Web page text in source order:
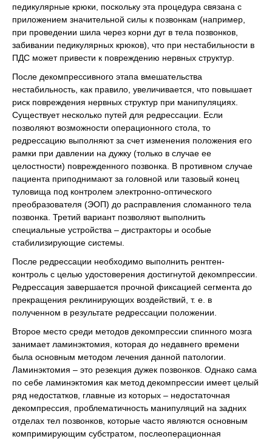
педикулярные крюки, поскольку эта процедура связана с
приложением значительной силы к позвонкам (например,
при проведении шила через корни дуг в тела позвонков,
забивании педикулярных крюков), что при нестабильности в
ПДС может привести к повреждению нервных структур.
После декомпрессивного этапа вмешательства
нестабильность, как правило, увеличивается, что повышает
риск повреждения нервных структур при манипуляциях.
Существует несколько путей для редрессации. Если
позволяют возможности операционного стола, то
редрессацию выполняют за счет изменения положения его
рамки при давлении на дужку (только в случае ее
целостности) поврежденного позвонка. В противном случае
пациента приподнимают за головной или тазовый конец
туловища под контролем электронно-оптического
преобразователя (ЭОП) до расправления сломанного тела
позвонка. Третий вариант позволяют выполнить
специальные устройства – дистракторы и особые
стабилизирующие системы.
После редрессации необходимо выполнить рентген-
контроль с целью удостоверения достигнутой декомпрессии.
Редрессация завершается прочной фиксацией сегмента до
прекращения реклинирующих воздействий, т. е. в
полученном в результате редрессации положении.
Второе место среди методов декомпрессии спинного мозга
занимает ламинэктомия, которая до недавнего времени
была основным методом лечения данной патологии.
Ламинэктомия – это резекция дужек позвонков. Однако сама
по себе ламинэктомия как метод декомпрессии имеет целый
ряд недостатков, главные из которых – недостаточная
декомпрессия, проблематичность манипуляций на задних
отделах тел позвонков, которые часто являются основным
компримирующим субстратом, послеоперационная